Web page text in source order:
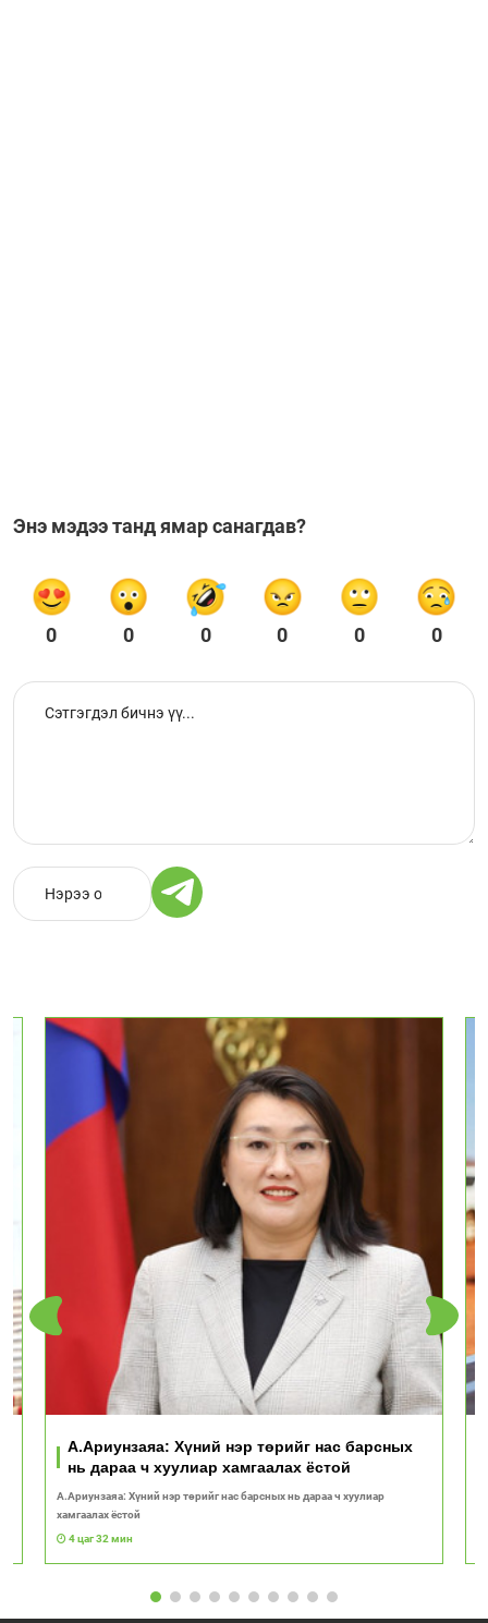
Энэ мэдээ танд ямар санагдав?
0 0 0 0 0 0
А.Ариунзаяа: Хүний нэр төрийг нас барсных
нь дараа ч хуулиар хамгаалах ёстой
А.Ариунзаяа: Хүний нэр төрийг нас барсных нь дараа ч хуулиар
хамгаалах ёстой
4 цаг 32 мин